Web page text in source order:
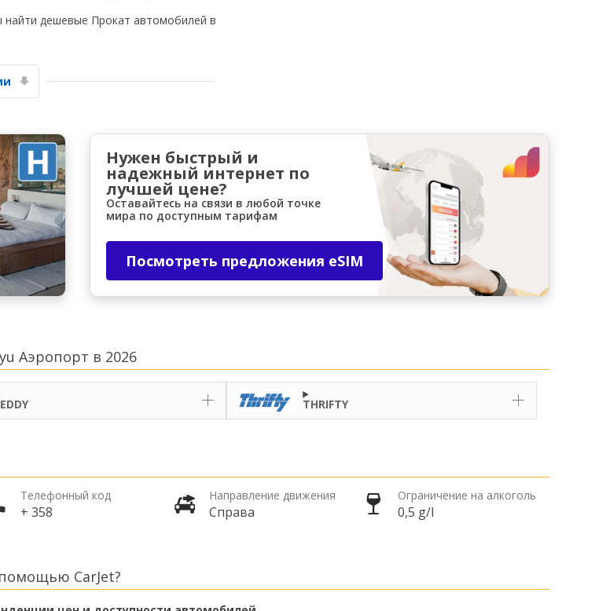
к эксклюзивным
партнёров
Войти с помощью eLink
дешевые Прокат автомобилей в
Нужен быстрый и
надежный интернет по
лучшей цене?
Оставайтесь на связи в любой точке
мира по доступным тарифам
Посмотреть предложения eSIM
Аэропорт в 2026
THRIFTY
Телефонный код
+ 358
Направление движения
Справа
Ограничение на алкоголь
0,5 g/l
CarJet?